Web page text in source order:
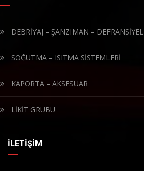
DEBRİYAJ – ŞANZIMAN – DEFRANSİYEL
SOĞUTMA – ISITMA SİSTEMLERİ
KAPORTA – AKSESUAR
LİKİT GRUBU
İLETIŞIM